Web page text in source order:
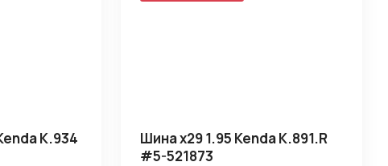
K.934
Шина х29 1.95 Kenda K.891.R
#5-521873